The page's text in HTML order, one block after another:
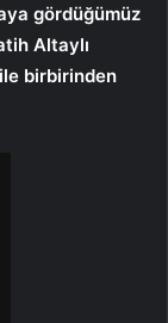
gördüğümüz
Altaylı
birbirinden